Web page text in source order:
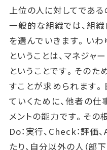
上位の人に対してである
一般的な組織では、組
を選んでいきます。い
ということは、マネジャ
ということです。そのた
すことが求められます
ていくために、他者の
メントの能力です。その
Do：実行、Check：評価
たり、自分以外の人（部